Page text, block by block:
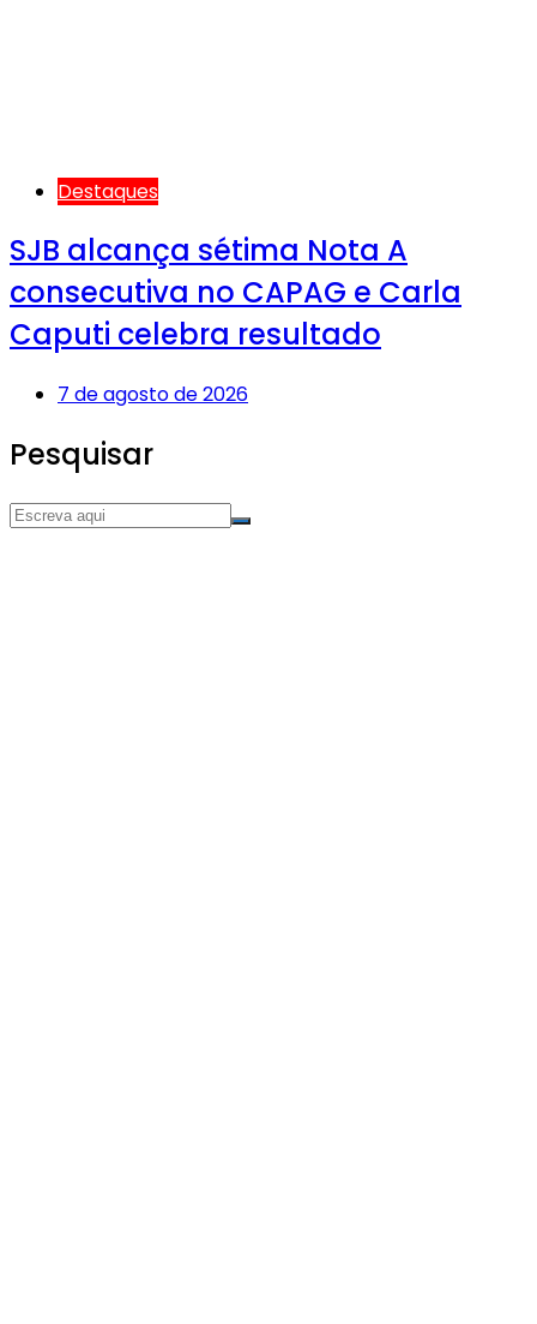
Destaques
SJB alcança sétima Nota A
consecutiva no CAPAG e Carla
Caputi celebra resultado
7 de agosto de 2026
Pesquisar